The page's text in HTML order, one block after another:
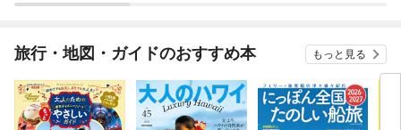
旅行・地図・ガイドのおすすめ本 もっと見る